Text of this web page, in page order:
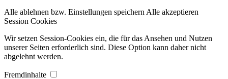
Alle ablehnen bzw. Einstellungen speichern Alle akzeptieren
Session Cookies
Wir setzen Session-Cookies ein, die für das Ansehen und Nutzen
unserer Seiten erforderlich sind. Diese Option kann daher nicht
abgelehnt werden.
Fremdinhalte